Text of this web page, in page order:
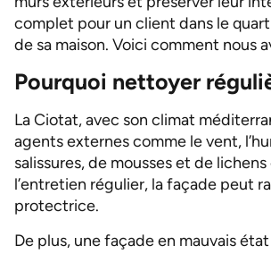
complet pour un client dans le
de sa maison. Voici comment nous
Pourquoi nettoyer
La Ciotat, avec son climat
agents externes comme le vent,
salissures, de mousses et de
l’entretien régulier, la façade peut
protectrice.
De plus, une façade en mauvais